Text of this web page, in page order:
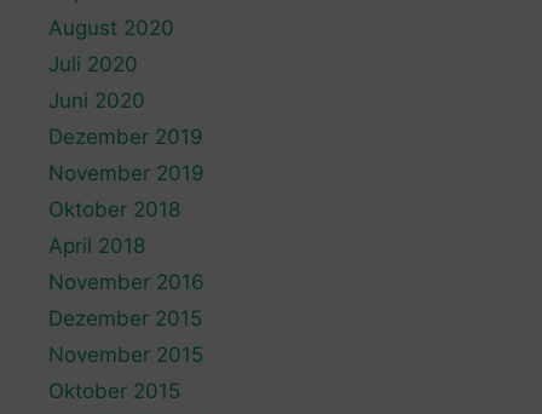
August 2020
Juli 2020
Juni 2020
Dezember 2019
November 2019
Oktober 2018
April 2018
November 2016
Dezember 2015
November 2015
Oktober 2015